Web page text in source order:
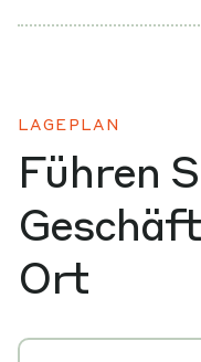
LAGEPLAN
Führen
Ort